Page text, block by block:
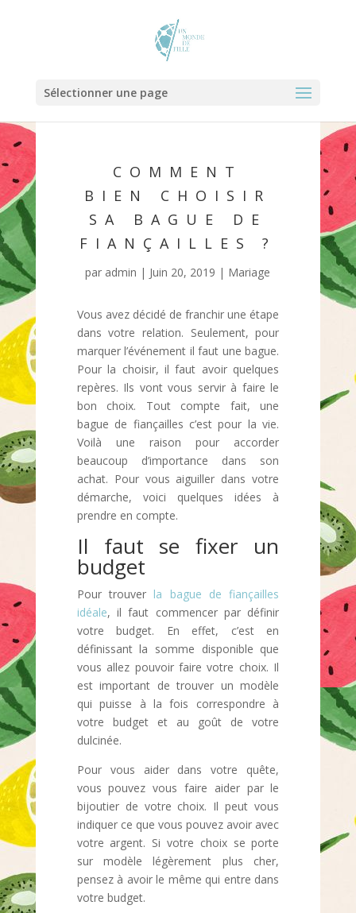
Sélectionner une page
COMMENT
BIEN CHOISIR
SA BAGUE DE
FIANÇAILLES ?
par admin | Juin 20, 2019 | Mariage
Vous avez décidé de franchir une étape
dans votre relation. Seulement, pour
marquer l’événement il faut une bague.
Pour la choisir, il faut avoir quelques
repères. Ils vont vous servir à faire le
bon choix. Tout compte fait, une
bague de fiançailles c’est pour la vie.
Voilà une raison pour accorder
beaucoup d’importance dans son
achat. Pour vous aiguiller dans votre
démarche, voici quelques idées à
prendre en compte.
Il faut se fixer un
budget
Pour trouver la bague de fiançailles
idéale, il faut commencer par définir
votre budget. En effet, c’est en
définissant la somme disponible que
vous allez pouvoir faire votre choix. Il
est important de trouver un modèle
qui puisse à la fois correspondre à
votre budget et au goût de votre
dulcinée.
Pour vous aider dans votre quête,
vous pouvez vous faire aider par le
bijoutier de votre choix. Il peut vous
indiquer ce que vous pouvez avoir avec
votre argent. Si votre choix se porte
sur modèle légèrement plus cher,
pensez à avoir le même qui entre dans
votre budget.